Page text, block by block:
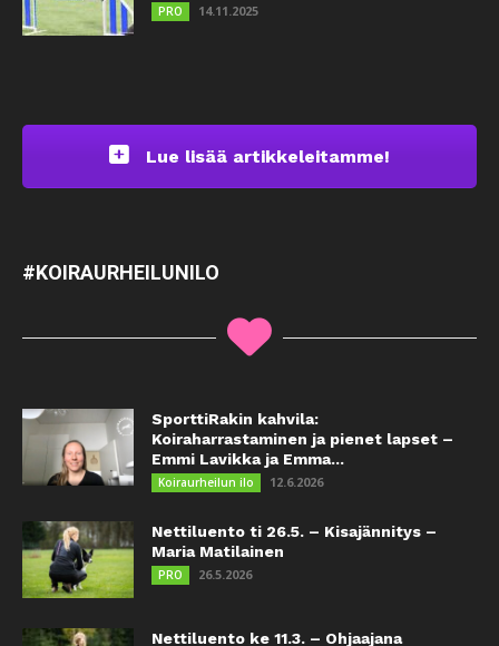
PRO 14.11.2025
Lue lisää artikkeleitamme!
#KOIRAURHEILUNILO
SporttiRakin kahvila:
Koiraharrastaminen ja pienet lapset –
Emmi Lavikka ja Emma...
Koiraurheilun ilo 12.6.2026
Nettiluento ti 26.5. – Kisajännitys –
Maria Matilainen
PRO 26.5.2026
Nettiluento ke 11.3. – Ohjaajana